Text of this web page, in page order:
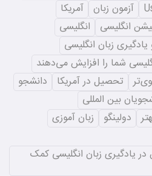
آزمون زبان آمریکا
انگلیسی
انگلیسی
زبان انگلیسی
شما را افزایش می‌دهند
تحصیل در آمریکا
دانشجو
بین المللی
دولینگو
زبان آموزی
در یادگیری زبان انگلیسی کمک